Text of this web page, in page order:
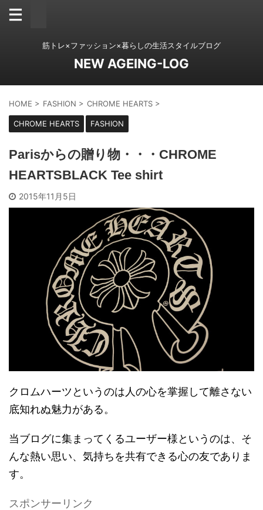
筋トレ×ファッション×暮らしの生活スタイルブログ
NEW AGEING-LOG
HOME > FASHION > CHROME HEARTS >
CHROME HEARTS FASHION
Parisからの贈り物・・・CHROME
HEARTSBLACK Tee shirt
2015年11月5日
クロムハーツというのは人の心を掌握して離さない
底知れぬ魅力がある。
当ブログに集まってくるユーザー様というのは、そ
んな熱い思い、気持ちを共有できる心の友でありま
す。
スポンサーリンク